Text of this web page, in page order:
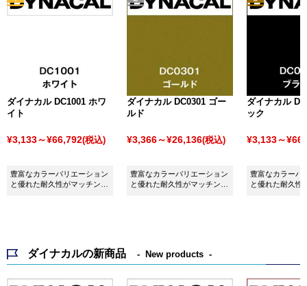
ダイナカル DC1001 ホワ
イト
¥3,133～¥66,792(税込)
豊富なカラーバリエーション
と優れた耐久性がマッチング
ダイナカル DC0301 ゴー
ルド
¥3,366～¥26,136(税込)
豊富なカラーバリエーション
と優れた耐久性がマッチング
ダイナカル
ック
¥3,133～
豊富なカラーバ
と優れた耐久性
ダイナカルの新商品 New products